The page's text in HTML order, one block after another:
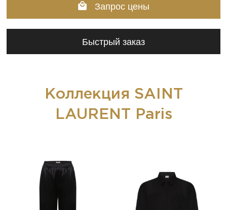
Запрос цены
Быстрый заказ
Коллекция SAINT
LAURENT Paris